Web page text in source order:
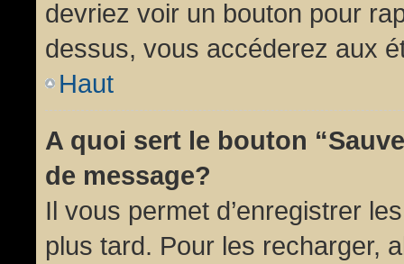
devriez voir un bouton pour
dessus, vous accéderez aux
Haut
A quoi sert le bouton
de message?
Il vous permet d’enregistrer
plus tard. Pour les recharger,